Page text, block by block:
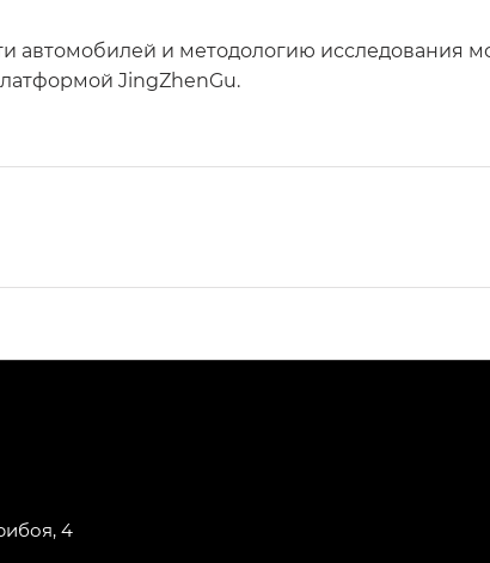
автомобилей и методологию исследования
JingZhenGu.
Экс ПРЕМИУМ — EX PREMIUM
4